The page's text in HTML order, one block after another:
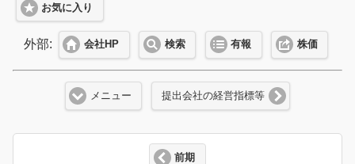
お気に入り
外部: 会社HP 検索 有報 株価
メニュー 提出会社の経営指標等
前期